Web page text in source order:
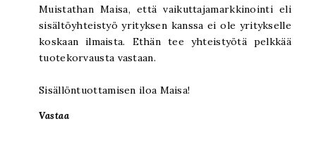
Muistathan Maisa, että vaikuttajamarkkinointi eli
sisältöyhteistyö yrityksen kanssa ei ole yritykselle
koskaan ilmaista. Ethän tee yhteistyötä pelkkää
tuotekorvausta vastaan.
Sisällöntuottamisen iloa Maisa!
Vastaa